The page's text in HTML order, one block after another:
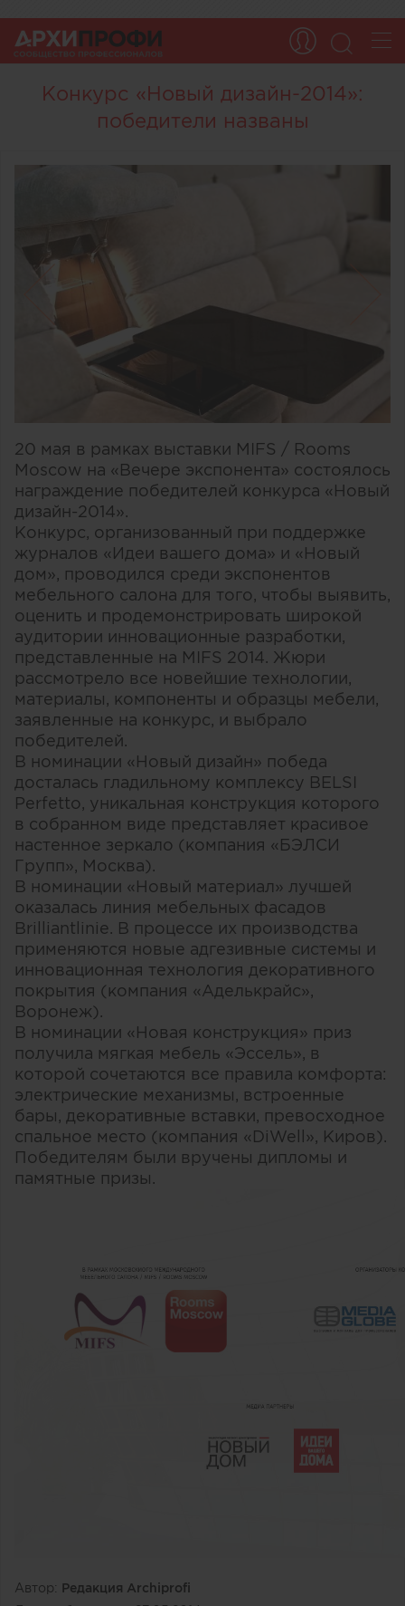
Конкурс «Новый дизайн-2014»:
победители названы
20 мая в рамках выставки MIFS / Rooms
Moscow на «Вечере экспонента» состоялось
награждение победителей конкурса «Новый
дизайн-2014».
Конкурс, организованный при поддержке
журналов «Идеи вашего дома» и «Новый
дом», проводился среди экспонентов
мебельного салона для того, чтобы выявить,
оценить и продемонстрировать широкой
аудитории инновационные разработки,
представленные на MIFS 2014. Жюри
рассмотрело все новейшие технологии,
материалы, компоненты и образцы мебели,
заявленные на конкурс, и выбрало
победителей.
В номинации «Новый дизайн» победа
досталась гладильному комплексу BELSI
Perfetto, уникальная конструкция которого
в собранном виде представляет красивое
настенное зеркало (компания «БЭЛСИ
Групп», Москва).
В номинации «Новый материал» лучшей
оказалась линия мебельных фасадов
Brilliantlinie. В процессе их производства
применяются новые адгезивные системы и
инновационная технология декоративного
покрытия (компания «Аделькрайс»,
Воронеж).
В номинации «Новая конструкция» приз
получила мягкая мебель «Эссель», в
которой сочетаются все правила комфорта:
электрические механизмы, встроенные
бары, декоративные вставки, превосходное
спальное место (компания «DiWell», Киров).
Победителям были вручены дипломы и
памятные призы.
Автор: Редакция Archiprofi